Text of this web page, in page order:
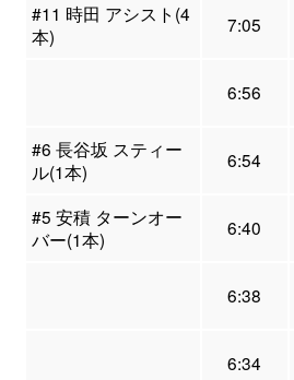
#11 時田 アシスト(4
本)
7:05
6:56
#6 長谷坂 スティー
ル(1本)
6:54
#5 安積 ターンオー
バー(1本)
6:40
6:38
6:34